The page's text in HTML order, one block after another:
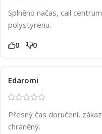
Splněno načas, call
polystyrenu.
0 0
Edaromi
Přesný čas doručení,
chráněný.